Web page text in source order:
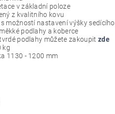
v základní poloze
z kvalitního kovu
možností nastavení výšky sedícího
podlahy a koberce
podlahy můžete zakoupit zde
kg
1130 - 1200 mm